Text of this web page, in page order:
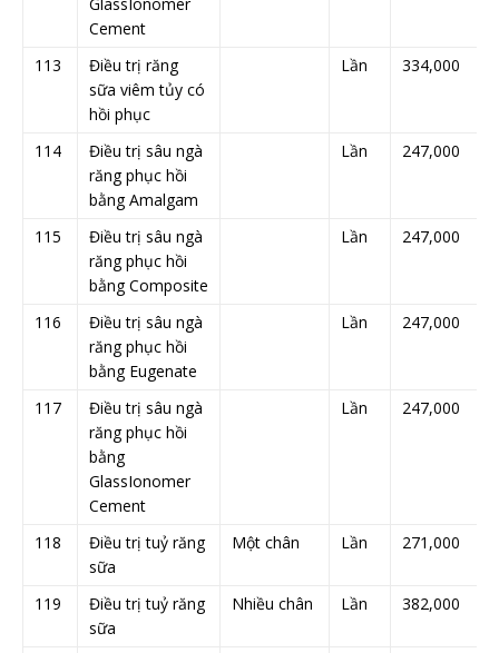
Cement
113
Điều trị răng
sữa viêm tủy có
hồi phục
Lần 334,000
114
Điều trị sâu ngà
răng phục hồi
bằng Amalgam
Lần 247,000
115
Điều trị sâu ngà
răng phục hồi
bằng Composite
Lần 247,000
116
Điều trị sâu ngà
răng phục hồi
bằng Eugenate
Lần 247,000
117
Điều trị sâu ngà
răng phục hồi
bằng
GlassIonomer
Cement
Lần 247,000
118
Điều trị tuỷ răng
sữa
Một chân Lần 271,000
119
Điều trị tuỷ răng
sữa
Nhiều chân Lần 382,000